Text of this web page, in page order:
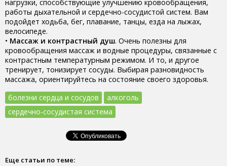
нагрузки, способствующие улучшению кровообращения,
работы дыхательной и сердечно-сосудистой систем. Вам
подойдет ходьба, бег, плавание, танцы, езда на лыжах,
велосипеде.
• Массаж и контрастный душ. Очень полезны для
кровообращения массаж и водные процедуры, связанные с
контрастным температурным режимом. И то, и другое
тренирует, тонизирует сосуды. Выбирая разновидность
массажа, ориентируйтесь на состояние своего здоровья.
болезни сердца и сосудов
алкоголь
сердечно-сосудистая система
Еще статьи по теме: